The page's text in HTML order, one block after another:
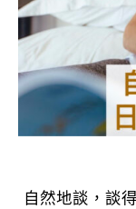
自然地談，談